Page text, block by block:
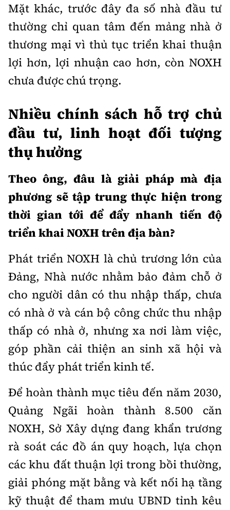
Mặt khác, trước đây đa số nhà đầu tư
thường chỉ quan tâm đến mảng nhà ở
thương mại vì thủ tục triển khai thuận
lợi hơn, lợi nhuận cao hơn, còn NOXH
chưa được chú trọng.
Nhiều chính sách hỗ trợ chủ
đầu tư, linh hoạt đối tượng
thụ hưởng
Theo ông, đâu là giải pháp mà địa
phương sẽ tập trung thực hiện trong
thời gian tới để đẩy nhanh tiến độ
triển khai NOXH trên địa bàn?
Phát triển NOXH là chủ trương lớn của
Đảng, Nhà nước nhằm bảo đảm chỗ ở
cho người dân có thu nhập thấp, chưa
có nhà ở và cán bộ công chức thu nhập
thấp có nhà ở, nhưng xa nơi làm việc,
góp phần cải thiện an sinh xã hội và
thúc đẩy phát triển kinh tế.
Để hoàn thành mục tiêu đến năm 2030,
Quảng Ngãi hoàn thành 8.500 căn
NOXH, Sở Xây dựng đang khẩn trương
rà soát các đồ án quy hoạch, lựa chọn
các khu đất thuận lợi trong bồi thường,
giải phóng mặt bằng và kết nối hạ tầng
kỹ thuật để tham mưu UBND tỉnh kêu